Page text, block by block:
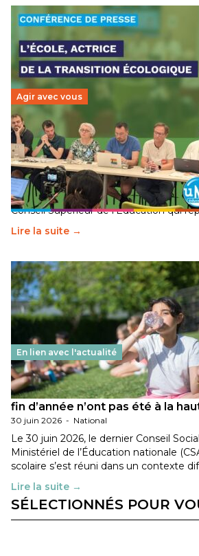
Agir avec vous
Transition écologique de
Éducation fait bouger les lignes
30 juin 2026-National
Pendant plusieurs mois, un groupe de
travaillé sur la transition écologique de
Conseil Supérieur de l’Éducation qui
Lire la suite →
En lien avec l'actualité
Les décisions ministérielles
fin d’année n’ont pas été à la
30 juin 2026 - National
Le 30 juin 2026, le dernier Conseil
Ministériel de l’Éducation nationale
scolaire s’est réuni dans un contexte
Lire la suite →
SÉLECTIONNÉS POUR